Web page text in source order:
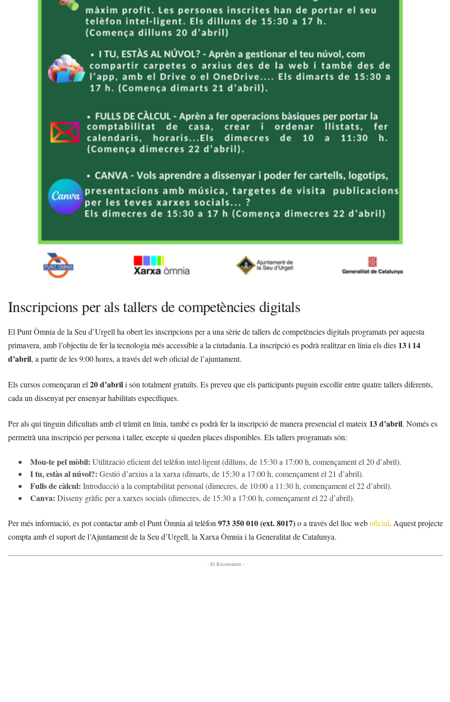
Inscripcions per als tallers de competències digitals
El Punt Òmnia de la Seu d’Urgell ha obert les inscripcions per a una sèrie de tallers de competències digitals programats per aquesta
primavera, amb l’objectiu de fer la tecnologia més accessible a la ciutadania. La inscripció es podrà realitzar en línia els dies 13 i 14
d’abril, a partir de les 9:00 hores, a través del web oficial de l’ajuntament.
Els cursos començaran el 20 d’abrili són totalment gratuïts. Es preveu que els participants puguin escollir entre quatre tallers diferents,
cada un dissenyat per ensenyar habilitats específiques.
Per als qui tinguin dificultats amb el tràmit en línia, també es podrà fer la inscripció de manera presencial el mateix 13 d’abril. Només es
permetrà una inscripció per persona i taller, excepte si queden places disponibles. Els tallers programats són:
Mou-te pel mòbil: Utilització eficient del telèfon intel·ligent (dilluns, de 15:30 a 17:00 h, començament el 20 d’abril).
I tu, estàs al núvol?: Gestió d’arxius a la xarxa (dimarts, de 15:30 a 17:00 h, començament el 21 d’abril).
Fulls de càlcul: Introducció a la comptabilitat personal (dimecres, de 10:00 a 11:30 h, començament el 22 d’abril).
Canva: Disseny gràfic per a xarxes socials (dimecres, de 15:30 a 17:00 h, començament el 22 d’abril).
Per més informació, es pot contactar amb el Punt Òmnia al telèfon 973 350 010 (ext. 8017)o a través del lloc weboficial. Aquest projecte
compta amb el suport de l’Ajuntament de la Seu d’Urgell, la Xarxa Òmnia i la Generalitat de Catalunya.
- Et Recomanem -